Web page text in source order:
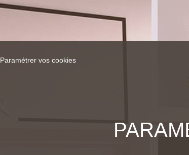
Paramétrer vos cookies